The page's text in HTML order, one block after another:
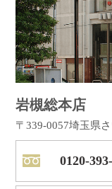
岩槻総本店
〒339-0057埼玉県
0120-